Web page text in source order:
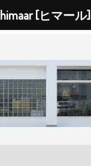
himaar [ヒマール]